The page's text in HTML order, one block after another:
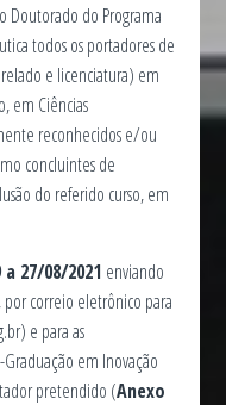
Doutorado do Programa
todos os portadores de
e licenciatura) em
em Ciências
reconhecidos e/ou
concluintes de
do referido curso, em
a 27/08/2021 enviando
por correio eletrônico para
e para as
Graduação em Inovação
pretendido (Anexo